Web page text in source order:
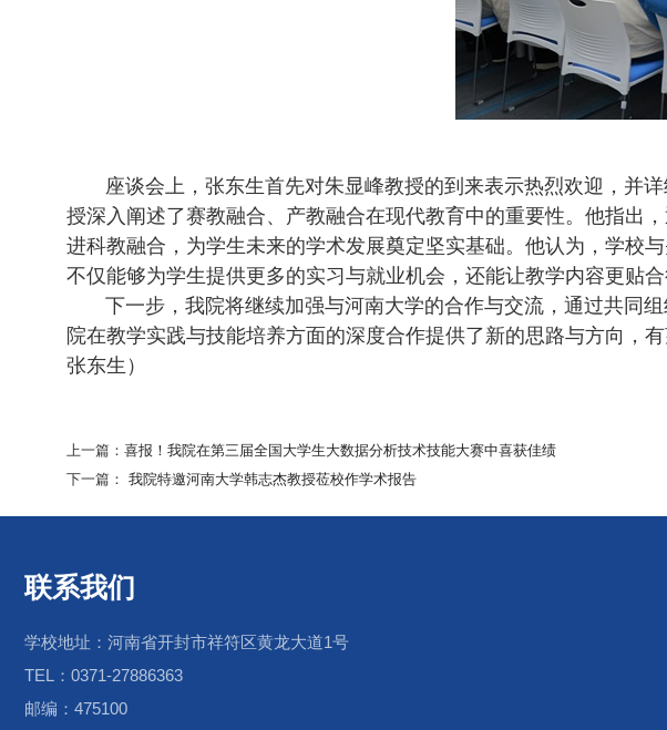
座谈会上，张东生首先对朱显峰教授的到来表示热烈欢迎，并详
授深入阐述了赛教融合、产教融合在现代教育中的重要性。他指出
进科教融合，为学生未来的学术发展奠定坚实基础。他认为，学校
不仅能够为学生提供更多的实习与就业机会，还能让教学内容更贴
下一步，我院将继续加强与河南大学的合作与交流，通过共同组
院在教学实践与技能培养方面的深度合作提供了新的思路与方向，
张东生）
上一篇： 喜报！我院在第三届全国大学生大数据分析技术技能大赛中喜获佳绩
下一篇： 我院特邀河南大学韩志杰教授莅校作学术报告
联系我们
学校地址：河南省开封市祥符区黄龙大道1号
TEL：0371-27886363
邮编：475100